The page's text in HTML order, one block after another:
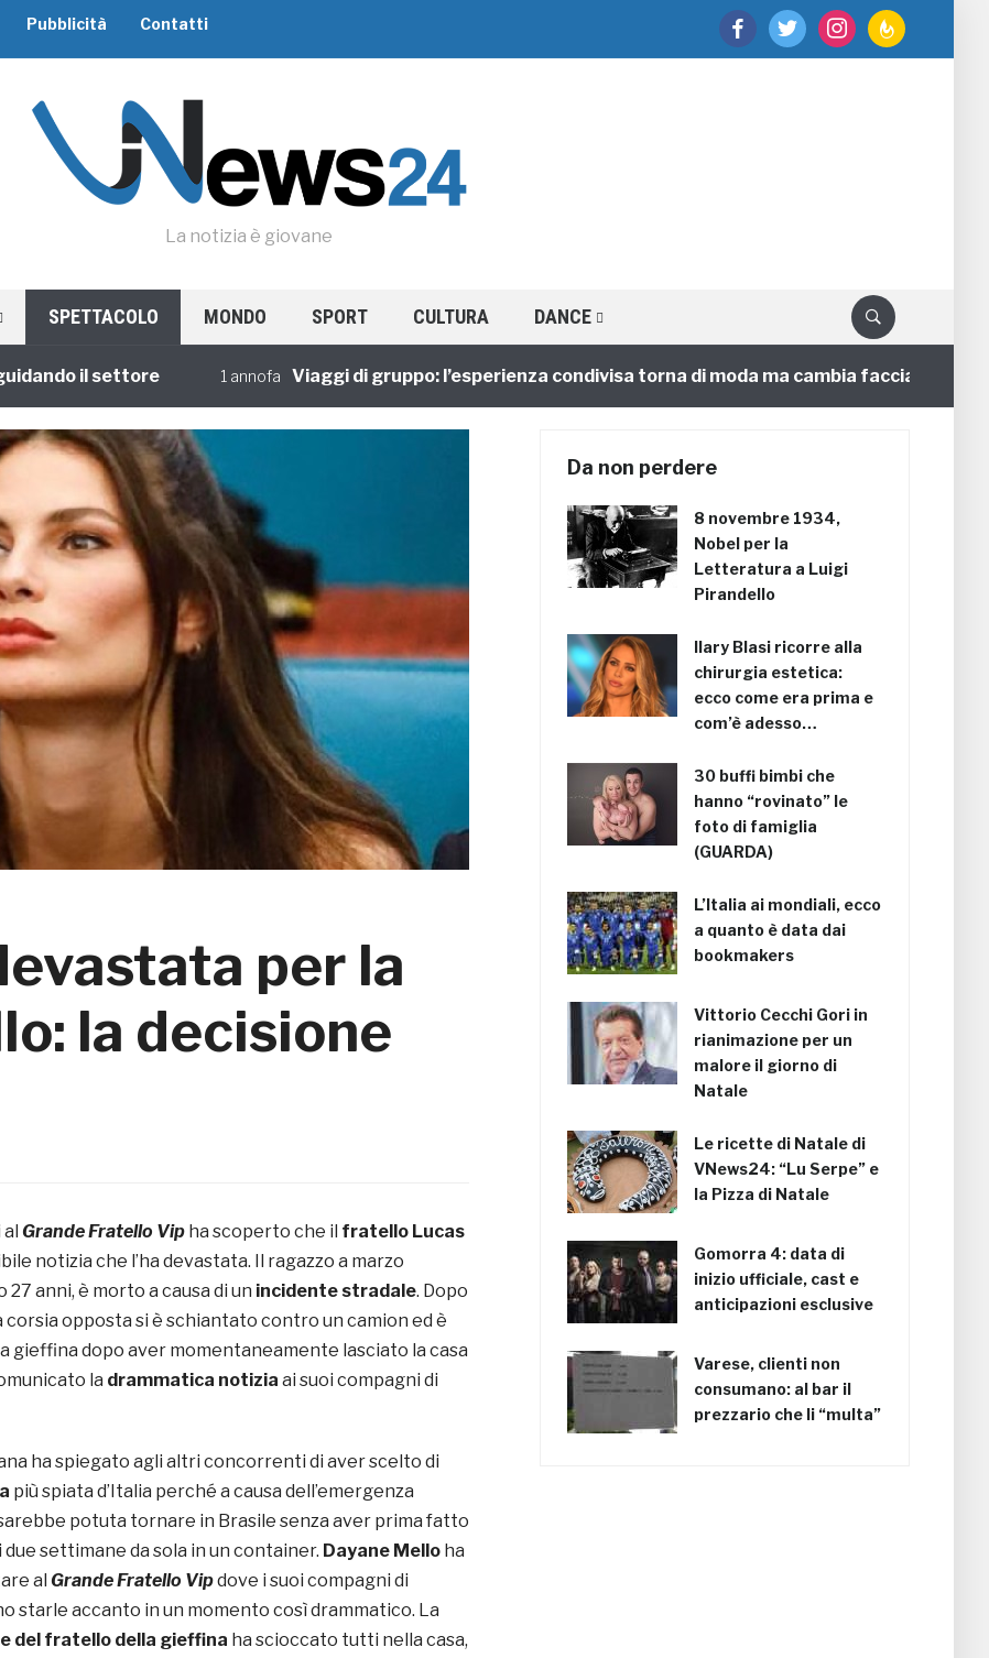
facebooktwitter instagramfeedburner
Pubblicità Contatti
La notizia è giovane
SPETTACOLO MONDO SPORT CULTURA DANCE
il settore 1 annofa Viaggi di gruppo: l’esperienza condivisa torna di moda ma cambia faccia
per la
la decisione
al Grande Fratello Vip ha scoperto che il fratello Lucas
notizia che l’ha devastata. Il ragazzo a marzo
anni, è morto a causa di un incidente stradale. Dopo
opposta si è schiantato contro un camion ed è
gieffina dopo aver momentaneamente lasciato la casa
la drammatica notizia ai suoi compagni di
ha spiegato agli altri concorrenti di aver scelto di
più spiata d’Italia perché a causa dell’emergenza
potuta tornare in Brasile senza aver prima fatto
settimane da sola in un container. Dayane Mello ha
al Grande Fratello Vipdove i suoi compagni di
starle accanto in un momento così drammatico. La
del fratello della gieffina ha scioccato tutti nella casa,
Da non perdere
8 novembre 1934,
Nobel per la
Letteratura a Luigi
Pirandello
Ilary Blasi ricorre alla
chirurgia estetica:
ecco come era prima e
com’è adesso…
30 buffi bimbi che
hanno “rovinato” le
foto di famiglia
(GUARDA)
L’Italia ai mondiali, ecco
a quanto è data dai
bookmakers
Vittorio Cecchi Gori in
rianimazione per un
malore il giorno di
Natale
Le ricette di Natale di
VNews24: “Lu Serpe” e
la Pizza di Natale
Gomorra 4: data di
inizio ufficiale, cast e
anticipazioni esclusive
Varese, clienti non
consumano: al bar il
prezzario che li “multa”